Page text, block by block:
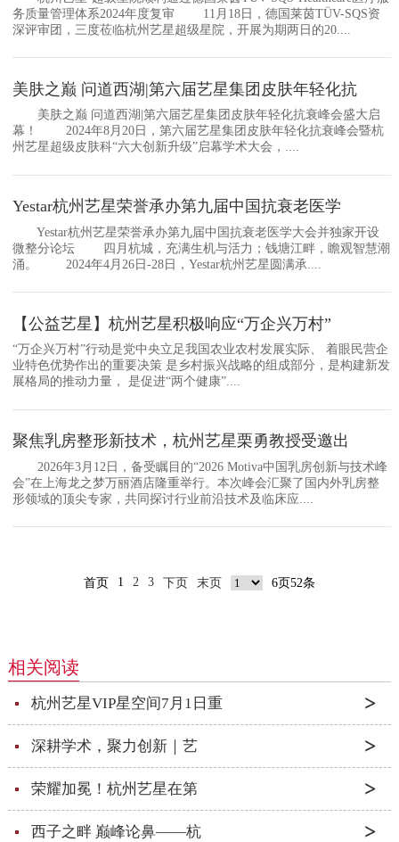
务质量管理体系2024年度复审 11月18日，德国莱茵TÜV-SQS资
深评审团，三度莅临杭州艺星超级星院，开展为期两日的20....
美肤之巅 问道西湖|第六届艺星集团皮肤年轻化抗
美肤之巅 问道西湖|第六届艺星集团皮肤年轻化抗衰峰会盛大启
幕！ 2024年8月20日，第六届艺星集团皮肤年轻化抗衰峰会暨杭
州艺星超级皮肤科“六大创新升级”启幕学术大会，....
Yestar杭州艺星荣誉承办第九届中国抗衰老医学
Yestar杭州艺星荣誉承办第九届中国抗衰老医学大会并独家开设
微整分论坛 四月杭城，充满生机与活力；钱塘江畔，瞻观智慧潮
涌。 2024年4月26日-28日，Yestar杭州艺星圆满承....
【公益艺星】杭州艺星积极响应“万企兴万村”
“万企兴万村”行动是党中央立足我国农业农村发展实际、 着眼民营企
业特色优势作出的重要决策 是乡村振兴战略的组成部分，是构建新发
展格局的推动力量， 是促进“两个健康”....
聚焦乳房整形新技术，杭州艺星栗勇教授受邀出
2026年3月12日，备受瞩目的“2026 Motiva中国乳房创新与技术峰
会”在上海龙之梦万丽酒店隆重举行。本次峰会汇聚了国内外乳房整
形领域的顶尖专家，共同探讨行业前沿技术及临床应....
首页 1 2 3 下页 末页 6页52条
相关阅读
杭州艺星VIP星空间7月1日重
深耕学术，聚力创新｜艺
荣耀加冕！杭州艺星在第
西子之畔 巅峰论鼻——杭